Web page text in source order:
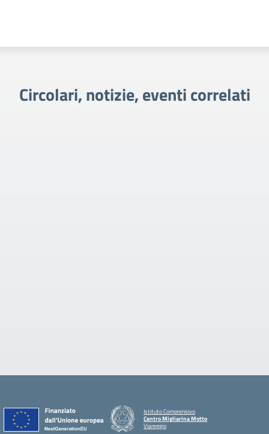
Circolari, notizie, eventi correlati
Istituto Comprensivo
Centro Migliarina Motto
Viareggio